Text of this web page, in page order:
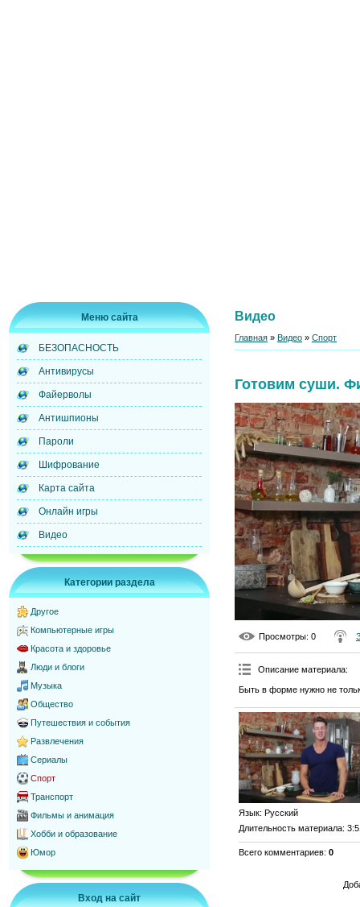
Меню сайта
БЕЗОПАСНОСТЬ
Антивирусы
Файерволы
Антишпионы
Пароли
Шифрование
Карта сайта
Онлайн игры
Видео
Категории раздела
Другое
Компьютерные игры
Красота и здоровье
Люди и блоги
Музыка
Общество
Путешествия и события
Развлечения
Сериалы
Спорт
Транспорт
Фильмы и анимация
Хобби и образование
Юмор
Вход на сайт
Видео
Главная » Видео » Спорт
Готовим суши.
Просмотры: 0
Описание материала:
Быть в форме нужно не
Язык: Русский
Длительность материала:
Всего комментариев: 0